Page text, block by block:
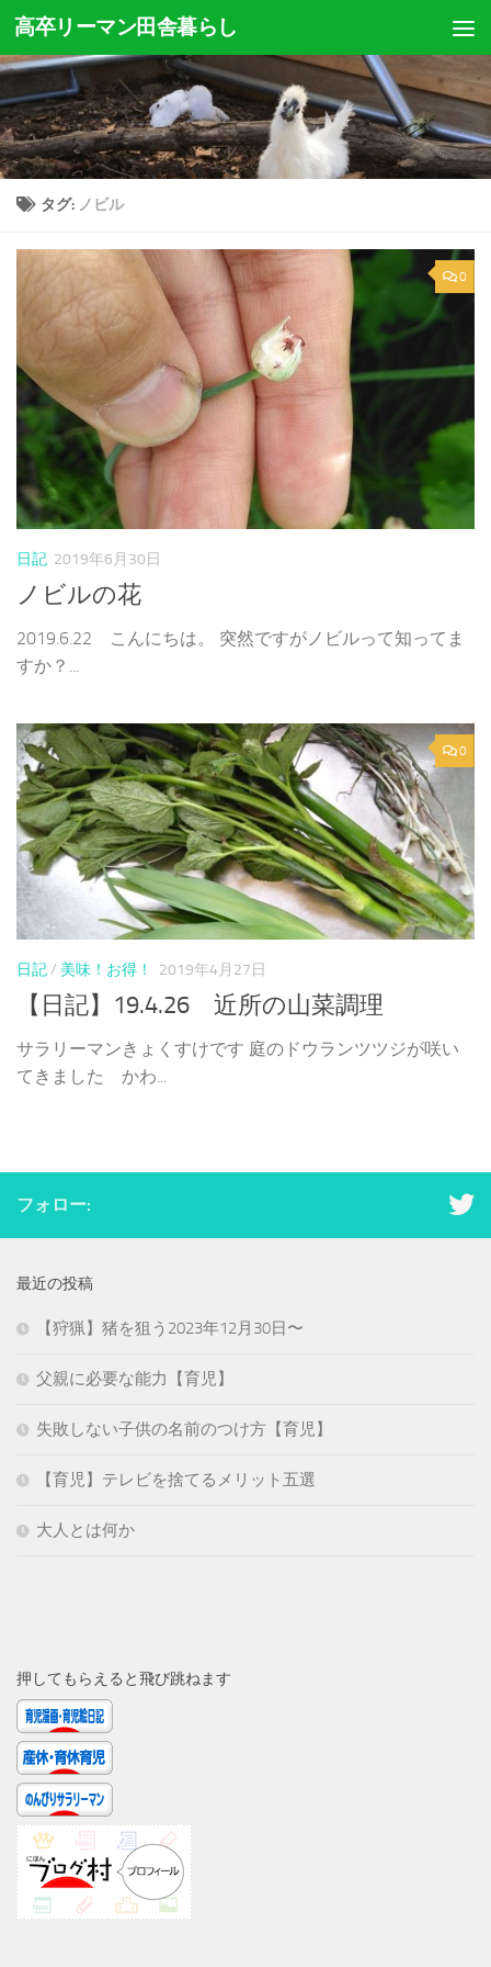
コンテンツへスキップ
高卒リーマン田舎暮らし
タグ: ノビル
0
日記 2019年6月30日
ノビルの花
2019.6.22 こんにちは。 突然ですがノビルって知ってま
すか？...
0
日記/ 美味！お得！ 2019年4月27日
【日記】19.4.26 近所の山菜調理
サラリーマンきょくすけです 庭のドウランツツジが咲い
てきました かわ...
フォロー:
最近の投稿
【狩猟】猪を狙う2023年12月30日〜
父親に必要な能力【育児】
失敗しない子供の名前のつけ方【育児】
【育児】テレビを捨てるメリット五選
大人とは何か
押してもらえると飛び跳ねます